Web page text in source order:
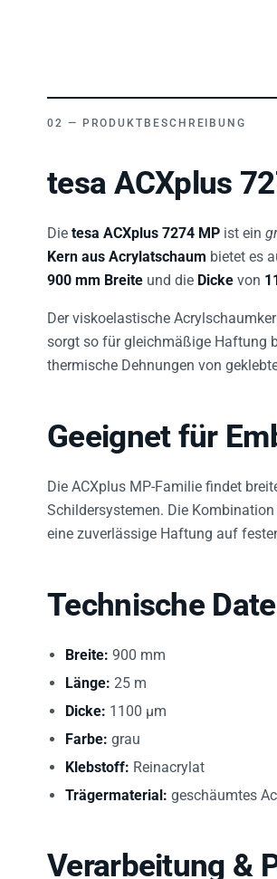
tesa ACXplus
Die tesa ACXplus 7274 MP ist ein
Kern aus Acrylatschaum
bietet es
900 mm Breite
und die Dicke
Der viskoelastische
sorgt so für gleichmäßige Haftung
thermische Dehnungen von
Geeignet für
Die ACXplus MP-Familie findet
Schildersystemen. Die
eine zuverlässige Haftung auf
Technische
Breite:
900 mm
Länge:
25 m
Dicke:
1100 µm
Farbe:
Klebstoff: Reinacrylat
Trägermaterial:
geschäumtes
Verarbeitung &